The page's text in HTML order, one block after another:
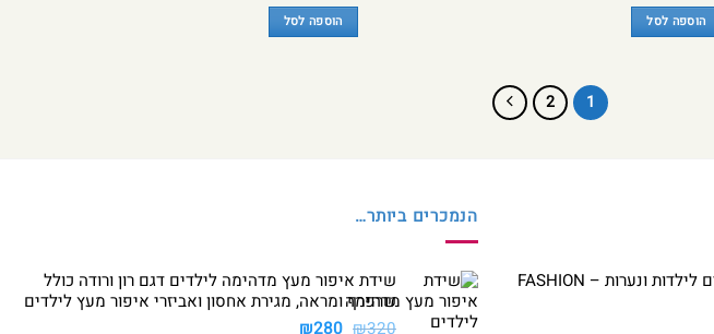
הוספה לסל הוספה לסל
1
2
ערכת ספא מפנקת לרגליים לילדות ונערות – FASHION
הנמכרים ביותר…
שידת איפור מעץ מדהימה לילדים דגם רון ורודה כולל
שרפרף ומראה, מגירת אחסון ואביזרי איפור מעץ לילדים
₪320
המחיר
₪280 המחיר